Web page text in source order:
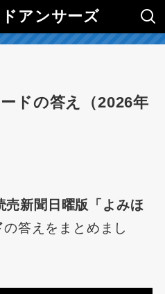
アンサーズ
ドの答え（2026年
売新聞日曜版「よみほ
の答えをまとめまし